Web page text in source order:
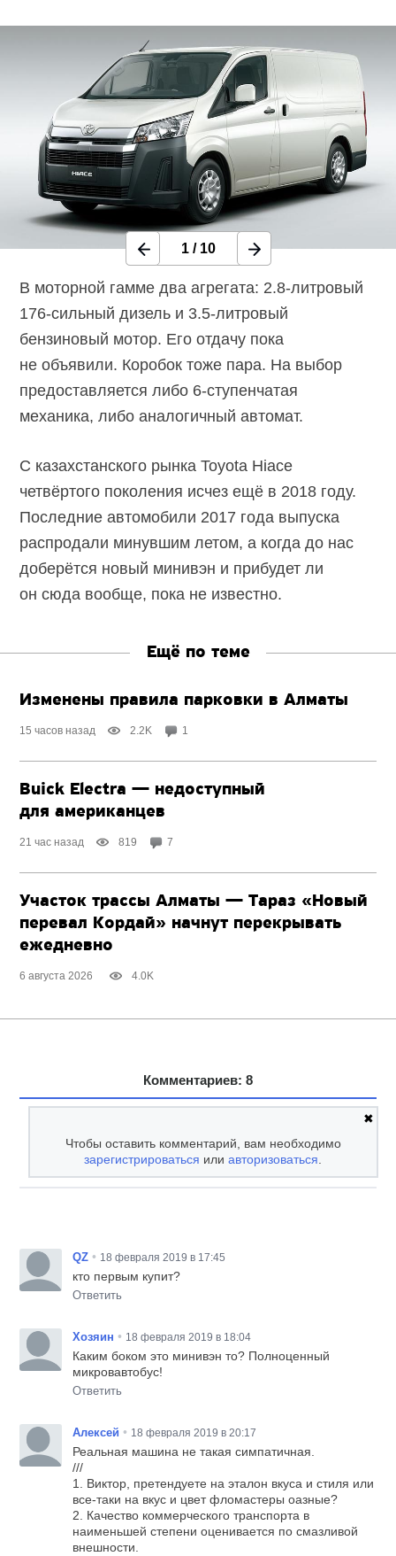
1/ 10
В моторной гамме два агрегата: 2.8-литровый
176-сильный дизель и 3.5-литровый
бензиновый мотор. Его отдачу пока
не объявили. Коробок тоже пара. На выбор
предоставляется либо 6-ступенчатая
механика, либо аналогичный автомат.
С казахстанского рынка Toyota Hiace
четвёртого поколения исчез ещё в 2018 году.
Последние автомобили 2017 года выпуска
распродали минувшим летом, а когда до нас
доберётся новый минивэн и прибудет ли
он сюда вообще, пока не известно.
Ещё по теме
Изменены правила парковки в Алматы
15 часов назад 2.2K 1
Buick Electra — недоступный
для американцев
21 час назад 819 7
Участок трассы Алматы — Тараз «Новый
перевал Кордай» начнут перекрывать
ежедневно
6 августа 2026 4.0K
Комментариев: 8
✖
Чтобы оставить комментарий, вам необходимо
зарегистрироваться илиавторизоваться
QZ • 18 февраля 2019 в 17:45
кто первым купит?
Ответить
Хозяин • 18 февраля 2019 в 18:04
Каким боком это минивэн то? Полноценный
микровавтобус!
Ответить
Алексей • 18 февраля 2019 в 20:17
Реальная машина не такая симпатичная.
///
1. Виктор, претендуете на эталон вкуса и стиля или
все-таки на вкус и цвет фломастеры оазные?
2. Качество коммерческого транспорта в
наименьшей степени оценивается по смазливой
внешности.